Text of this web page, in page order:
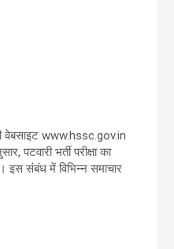
वेबसाइट www.hssc.gov.in
भर्ती परीक्षा का
इस संबंध में विभिन्न समाचार